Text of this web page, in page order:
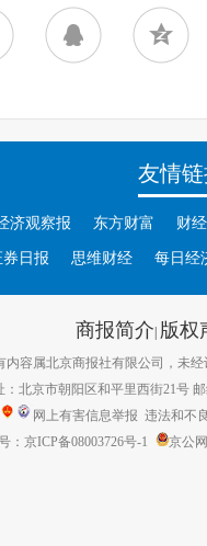
友情
济观察报 东方财富 财
券日报 思维财经 每日经
商报简介| 版权
内容属北京商报社有限公司，未经
：北京市朝阳区和平里西街21号
网上有害信息举报 违法和不
：京ICP备08003726号-1
京公